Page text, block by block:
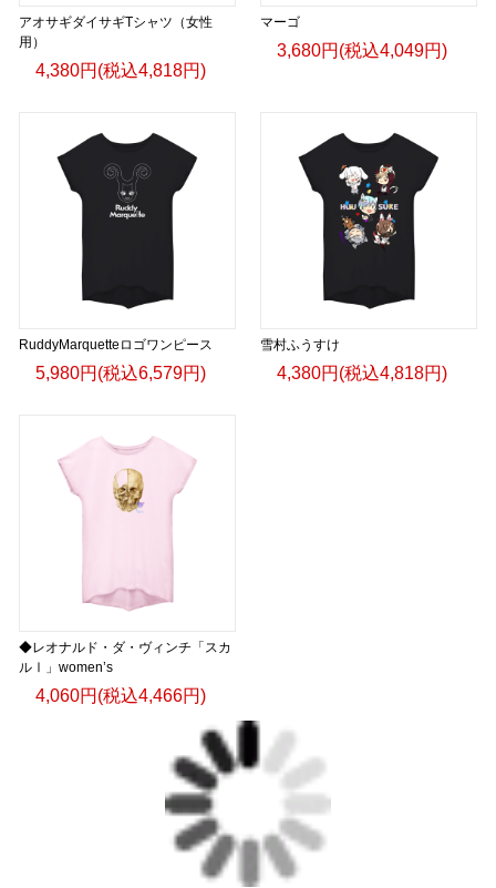
アオサギダイサギTシャツ（女性
用）
4,380円(税込4,818円)
マーゴ
3,680円(税込4,049円)
RuddyMarquetteロゴワンピース
5,980円(税込6,579円)
雪村ふうすけ
4,380円(税込4,818円)
◆レオナルド・ダ・ヴィンチ「スカ
ルⅠ」women’s
4,060円(税込4,466円)